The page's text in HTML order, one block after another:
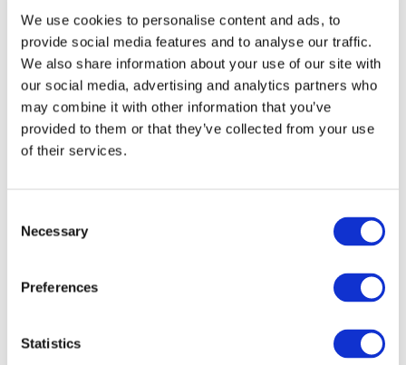
We use cookies to personalise content and ads, to
provide social media features and to analyse our traffic.
We also share information about your use of our site with
our social media, advertising and analytics partners who
may combine it with other information that you’ve
provided to them or that they’ve collected from your use
of their services.
Selection
Necessary
Preferences
Statistics
Заходи